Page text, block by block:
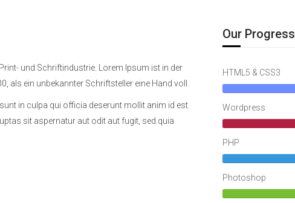
und Schriftindustrie. Lorem Ipsum ist in der
als ein unbekannter Schriftsteller eine Hand voll.
in culpa qui officia deserunt mollit anim id est
sit aspernatur aut odit aut fugit, sed quia
Our Progress
HTML5 & CSS3
Wordpress
PHP
Photoshop